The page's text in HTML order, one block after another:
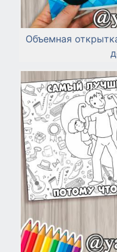
Объемная